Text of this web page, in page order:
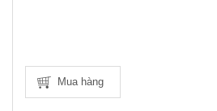
Mua hàng